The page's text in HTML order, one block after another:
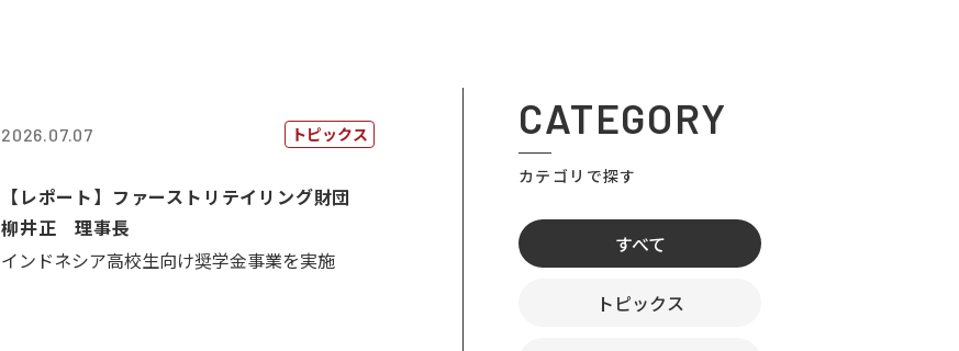
2026.07.07 トピックス
【レポート】ファーストリテイリング財団
柳井正 理事長
インドネシア高校生向け奨学金事業を実施
CATEGORY
カテゴリで探す
すべて
トピックス